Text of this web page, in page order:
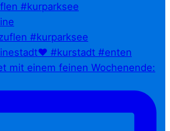
#kurparksee
mit einem feinen Wochenende: